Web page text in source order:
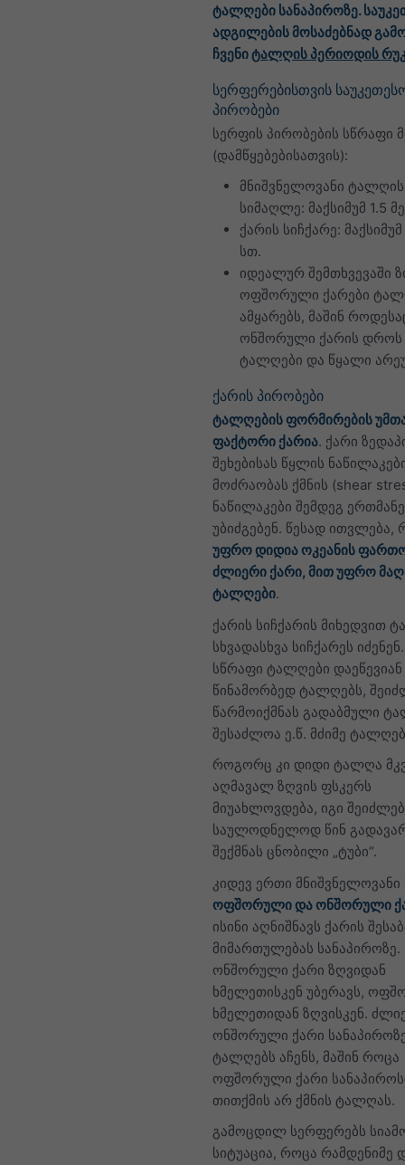
ტალღები სანაპიროზე.
ადგილების მოსაძებნად
ჩვენიტალღის პერიოდის
სერფერებისთვის
პირობები
სერფის პირობების სწრაფი
(დამწყებებისათვის):
მნიშვნელოვანი ტალღის
სიმაღლე: მაქსიმუმ 1.5
ქარის სიჩქარე:
სთ.
იდეალურ შემთხვევაში
ოფშორული ქარები
ამყარებს, მაშინ
ონშორული ქარის დროს
ტალღები და წყალი
ქარის პირობები
ტალღების ფორმირების
ფაქტორი ქარია. ქარი
შეხებისას წყლის
მოძრაობას ქმნის (shear
ნაწილაკები შემდეგ
უბიძგებენ. წესად ითვლება,
უფრო დიდია ოკეანის
ძლიერი ქარი, მით უფრო
ტალღები.
ქარის სიჩქარის მიხედვით
სხვადასხვა სიჩქარეს
სწრაფი ტალღები
წინამორბედ ტალღებს,
წარმოიქმნას გადაბმული
შესაძლოა ე.წ. მძიმე
როგორც კი დიდი ტალღა
აღმავალ ზღვის ფსკერს
მიუახლოვდება, იგი
საულოდნელოდ წინ
შექმნას ცნობილი „ტუბი“.
კიდევ ერთი მნიშვნელოვანი
ოფშორული და ონშორული
ისინი აღნიშნავს ქარის
მიმართულებას სანაპიროზე.
ონშორული ქარი ზღვიდან
ხმელეთისკენ უბერავს,
ხმელეთიდან ზღვისკენ.
ონშორული ქარი
ტალღებს აჩენს, მაშინ როცა
ოფშორული ქარი
თითქმის არ ქმნის ტალღას.
გამოცდილ სერფერებს
სიტუაცია, როცა რამდენიმე